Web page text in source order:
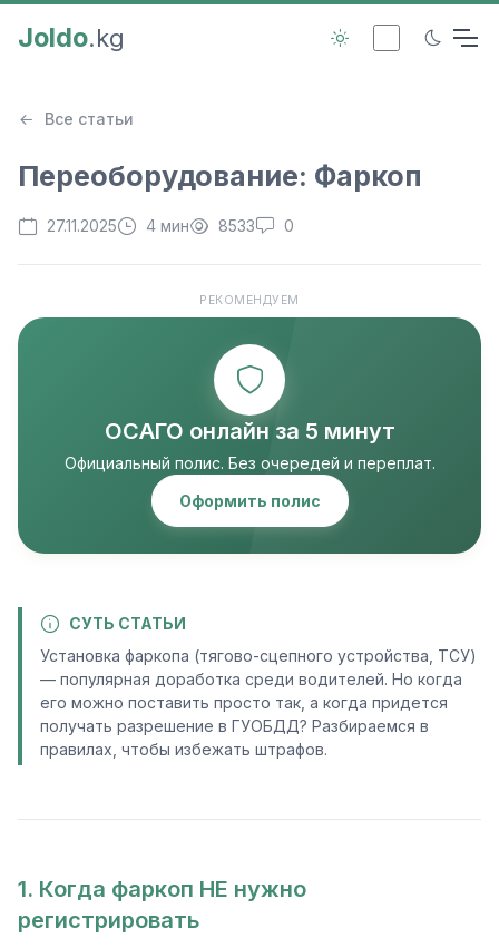
Joldo.kg
Все статьи
Переоборудование: Фаркоп
27.11.2025 4 мин 8533 0
РЕКОМЕНДУЕМ
ОСАГО онлайн за 5 минут
Официальный полис. Без очередей и переплат.
Оформить полис
СУТЬ СТАТЬИ
Установка фаркопа (тягово-сцепного устройства, ТСУ)
— популярная доработка среди водителей. Но когда
его можно поставить просто так, а когда придется
получать разрешение в ГУОБДД? Разбираемся в
правилах, чтобы избежать штрафов.
1. Когда фаркоп НЕ нужно
регистрировать